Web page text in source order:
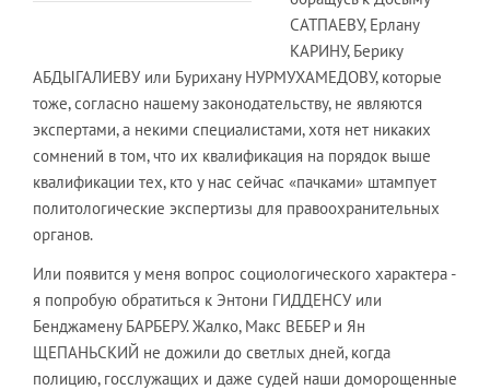
САТПАЕВУ, Ерлану
КАРИНУ, Берику
АБДЫГАЛИЕВУ или Бурихану НУРМУХАМЕДОВУ, которые
тоже, согласно нашему законодательству, не являются
экспертами, а некими специалистами, хотя нет никаких
сомнений в том, что их квалификация на порядок выше
квалификации тех, кто у нас сейчас «пачками» штампует
политологические экспертизы для правоохранительных
органов.
Или появится у меня вопрос социологического характера -
я попробую обратиться к Энтони ГИДДЕНСУ или
Бенджамену БАРБЕРУ. Жалко, Макс ВЕБЕР и Ян
ЩЕПАНЬСКИЙ не дожили до светлых дней, когда
полицию, госслужащих и даже судей наши доморощенные